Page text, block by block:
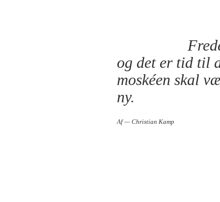
og det er tid til
moskéen skal
ny.
Af — Christian Kamp